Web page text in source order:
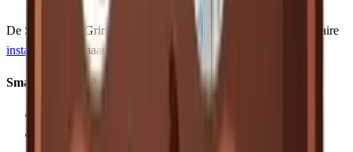
De Sage Smart Grinder Pro en Baratza Encore
zijn beide populaire
instap-molens
, maar bedienen een ander publiek:
Smart Grinder Pro wint op: